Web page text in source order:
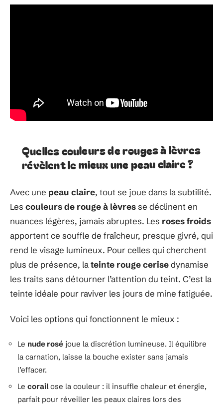
Quelles couleurs de rouges à lèvres
révèlent le mieux une peau claire ?
Avec une peau claire, tout se joue dans la subtilité.
Les couleurs de rouge à lèvresse déclinent en
nuances légères, jamais abruptes. Les roses froids
apportent ce souffle de fraîcheur, presque givré, qui
rend le visage lumineux. Pour celles qui cherchent
plus de présence, lateinte rouge cerisedynamise
les traits sans détourner l’attention du teint. C’est la
teinte idéale pour raviver les jours de mine fatiguée.
Voici les options qui fonctionnent le mieux :
Le nude rosé joue la discrétion lumineuse. Il équilibre
la carnation, laisse la bouche exister sans jamais
l’effacer.
Le corailose la couleur : il insuffle chaleur et énergie,
parfait pour réveiller les peaux claires lors des